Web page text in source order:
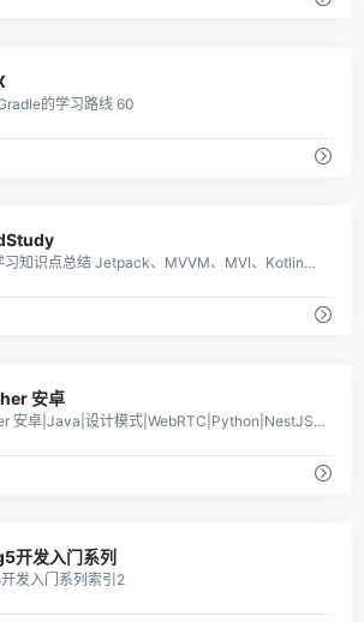
的学习路线 60
Android学习知识点总结 Jetpack、MVVM、MVI、Kotlin、ViewPager2、JUC多线程等，欢迎star！ 5
安卓
RustFisher 安卓|Java|设计模式|WebRTC|Python|NestJS|PyQt
开发入门系列
发入门系列索引2